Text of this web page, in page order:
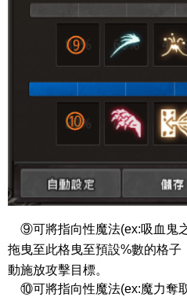
⑨可將指向性魔法(ex:吸血鬼
拖曳至此格曳至預設%數的格子
動施放攻擊目標。
⑩可將指向性魔法(ex:魔力奪